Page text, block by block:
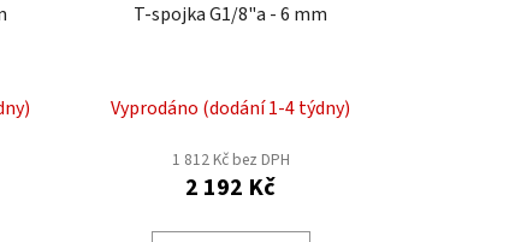
T-spojka G1/8"a - 6 mm
Vyprodáno (dodání 1-4 týdny)
1 812 Kč bez DPH
2 192 Kč